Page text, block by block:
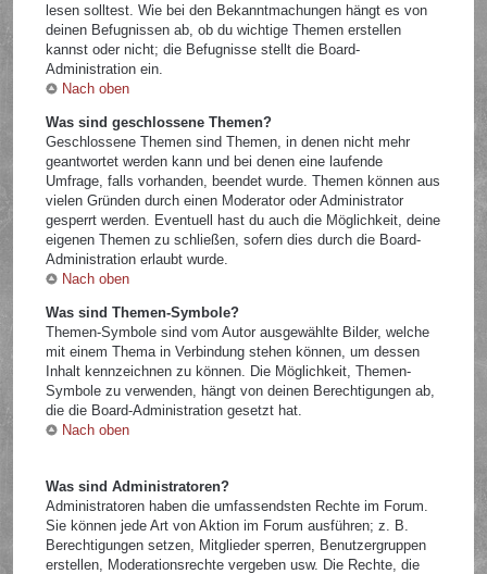
lesen solltest. Wie bei den Bekanntmachungen hängt es von
deinen Befugnissen ab, ob du wichtige Themen erstellen
kannst oder nicht; die Befugnisse stellt die Board-
Administration ein.
Nach oben
Was sind geschlossene Themen?
Geschlossene Themen sind Themen, in denen nicht mehr
geantwortet werden kann und bei denen eine laufende
Umfrage, falls vorhanden, beendet wurde. Themen können aus
vielen Gründen durch einen Moderator oder Administrator
gesperrt werden. Eventuell hast du auch die Möglichkeit, deine
eigenen Themen zu schließen, sofern dies durch die Board-
Administration erlaubt wurde.
Nach oben
Was sind Themen-Symbole?
Themen-Symbole sind vom Autor ausgewählte Bilder, welche
mit einem Thema in Verbindung stehen können, um dessen
Inhalt kennzeichnen zu können. Die Möglichkeit, Themen-
Symbole zu verwenden, hängt von deinen Berechtigungen ab,
die die Board-Administration gesetzt hat.
Nach oben
Was sind Administratoren?
Administratoren haben die umfassendsten Rechte im Forum.
Sie können jede Art von Aktion im Forum ausführen; z. B.
Berechtigungen setzen, Mitglieder sperren, Benutzergruppen
erstellen, Moderationsrechte vergeben usw. Die Rechte, die